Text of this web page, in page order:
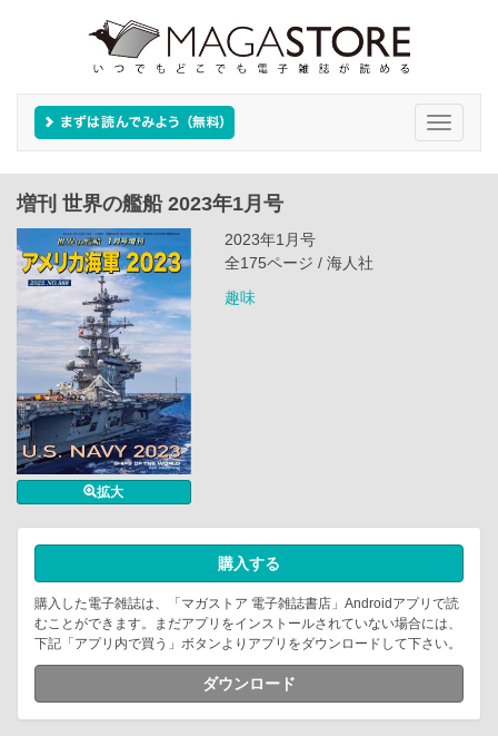
Toggle
増刊 世界の艦船 2023年1月号
拡大
2023年1月号
全175ページ / 海人社
趣味
購入する
購入した電子雑誌は、「マガストア 電子雑誌書店」Androidアプリで読
むことができます。まだアプリをインストールされていない場合には、
下記「アプリ内で買う」ボタンよりアプリをダウンロードして下さい。
ダウンロード